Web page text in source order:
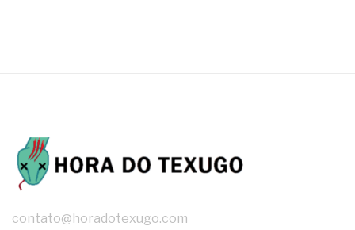
contato@horadotexugo.com